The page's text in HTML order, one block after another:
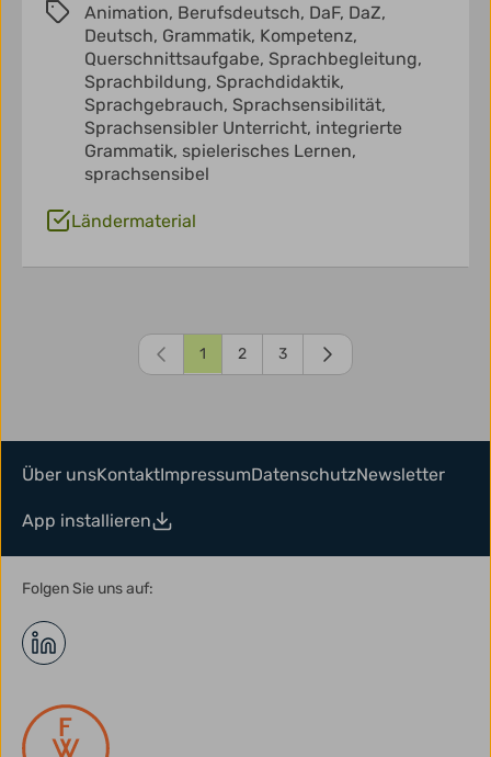
Animation, Berufsdeutsch, DaF, DaZ,
Deutsch, Grammatik, Kompetenz,
Querschnittsaufgabe, Sprachbegleitung,
Sprachbildung, Sprachdidaktik,
Sprachgebrauch, Sprachsensibilität,
Sprachsensibler Unterricht, integrierte
Grammatik, spielerisches Lernen,
sprachsensibel
Ländermaterial
1 2 3
Über unsKontaktImpressumDatenschutzNewsletter
App installieren
Folgen Sie uns auf: